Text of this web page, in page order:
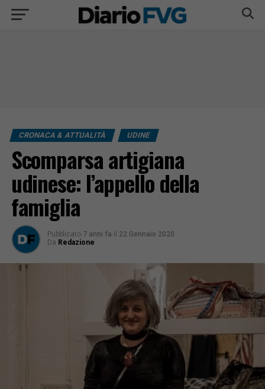
CRONACA & ATTUALITÀ UDINE
Scomparsa artigiana
udinese: l’appello della
famiglia
Pubblicato 7 anni fa il 22 Gennaio 2020
Da Redazione